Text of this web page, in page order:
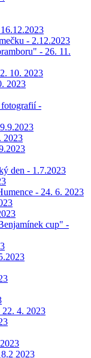
- 2.12.2023
- 26. 11.
10. 2023
2023
-
2023
den - 1.7.2023
- 24. 6. 2023
cup" -
4. 2023
2023